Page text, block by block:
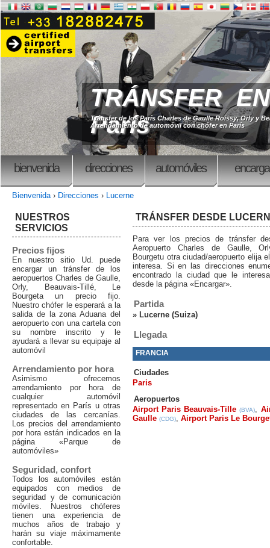
TRÁNSFER EN
París
Tránsfer de los París Charles de Gaulle Roissy, Orly y
Arrendamiento de automóvil con chófer en París
bienvenida direcciones automóviles
Bienvenida› Direcciones › Lucerne
TRÁNSFER DESDE
Para ver los precios de tránsfer
Aeropuerto Charles de Gaulle,
Bourgetu otra ciudad/aeropuerto elija
interesa. Si en las direcciones
encontrado la ciudad que le
desde la página «Encargar».
Partida
» Lucerne (Suiza)
Llegada
FRANCIA
Ciudades
Paris
Aeropuertos
Airport Paris Beauvais-Tille (BVA),
Gaulle (CDG), Airport Paris Le
NUESTROS
SERVICIOS
Precios fijos
En nuestro sitio Ud. puede
encargar un tránsfer de los
aeropuertos Charles de Gaulle,
Orly, Beauvais-Tillé, Le
Bourgeta un precio fijo.
Nuestro chófer le esperará a la
salida de la zona Aduana del
aeropuerto con una cartela con
su nombre inscrito y le
ayudará a llevar su equipaje al
automóvil
Arrendamiento por hora
Asimismo ofrecemos
arrendamiento por hora de
cualquier automóvil
representado en París u otras
ciudades de las cercanías.
Los precios del arrendamiento
por hora están indicados en la
página «Parque de
automóviles»
Seguridad, confort
Todos los automóviles están
equipados con medios de
seguridad y de comunicación
móviles. Nuestros chóferes
tienen una experiencia de
muchos años de trabajo y
harán su viaje máximamente
confortable.